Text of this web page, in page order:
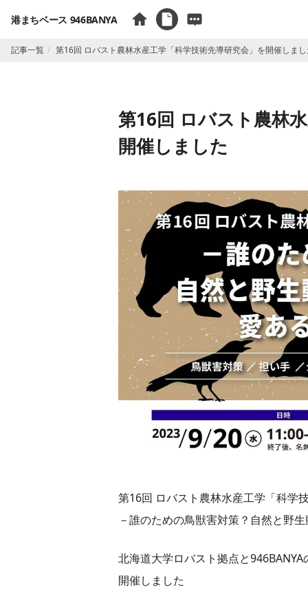
港まちベース 946BANYA
記事一覧 第16回 ロバスト農林水産工学「科学技術先導研究会」を開催しま
第16回 ロバスト農林
開催しました
第16回 ロバスト農林水産工学「科学
－誰のための鳥獣害対策？自然と野
北海道大学ロバスト拠点と
開催しました